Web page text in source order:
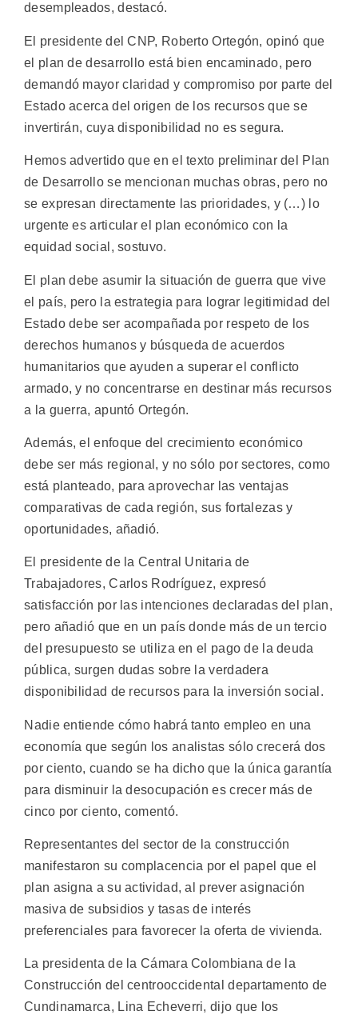
desempleados, destacó.
El presidente del CNP, Roberto Ortegón, opinó que
el plan de desarrollo está bien encaminado, pero
demandó mayor claridad y compromiso por parte del
Estado acerca del origen de los recursos que se
invertirán, cuya disponibilidad no es segura.
Hemos advertido que en el texto preliminar del Plan
de Desarrollo se mencionan muchas obras, pero no
se expresan directamente las prioridades, y (…) lo
urgente es articular el plan económico con la
equidad social, sostuvo.
El plan debe asumir la situación de guerra que vive
el país, pero la estrategia para lograr legitimidad del
Estado debe ser acompañada por respeto de los
derechos humanos y búsqueda de acuerdos
humanitarios que ayuden a superar el conflicto
armado, y no concentrarse en destinar más recursos
a la guerra, apuntó Ortegón.
Además, el enfoque del crecimiento económico
debe ser más regional, y no sólo por sectores, como
está planteado, para aprovechar las ventajas
comparativas de cada región, sus fortalezas y
oportunidades, añadió.
El presidente de la Central Unitaria de
Trabajadores, Carlos Rodríguez, expresó
satisfacción por las intenciones declaradas del plan,
pero añadió que en un país donde más de un tercio
del presupuesto se utiliza en el pago de la deuda
pública, surgen dudas sobre la verdadera
disponibilidad de recursos para la inversión social.
Nadie entiende cómo habrá tanto empleo en una
economía que según los analistas sólo crecerá dos
por ciento, cuando se ha dicho que la única garantía
para disminuir la desocupación es crecer más de
cinco por ciento, comentó.
Representantes del sector de la construcción
manifestaron su complacencia por el papel que el
plan asigna a su actividad, al prever asignación
masiva de subsidios y tasas de interés
preferenciales para favorecer la oferta de vivienda.
La presidenta de la Cámara Colombiana de la
Construcción del centrooccidental departamento de
Cundinamarca, Lina Echeverri, dijo que los